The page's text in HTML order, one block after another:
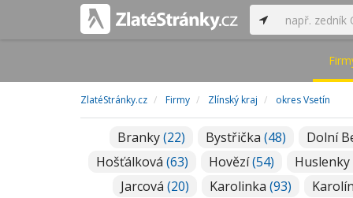
ZlatéStránky.cz Firmy Zlínský kraj okres Vsetín
Branky(22) Bystřička (48)
Dolní
Hošťálková (63) Hovězí(54)
Huslenky
Jarcová (20) Karolinka (93)